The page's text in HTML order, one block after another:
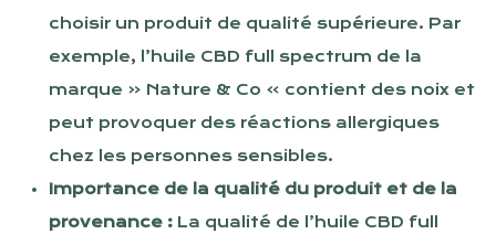
choisir un produit de qualité supérieure. Par
exemple, l’huile CBD full spectrum de la
marque « Nature & Co » contient des noix et
peut provoquer des réactions allergiques
chez les personnes sensibles.
Importance de la qualité du produit et de la
provenance : La qualité de l’huile CBD full